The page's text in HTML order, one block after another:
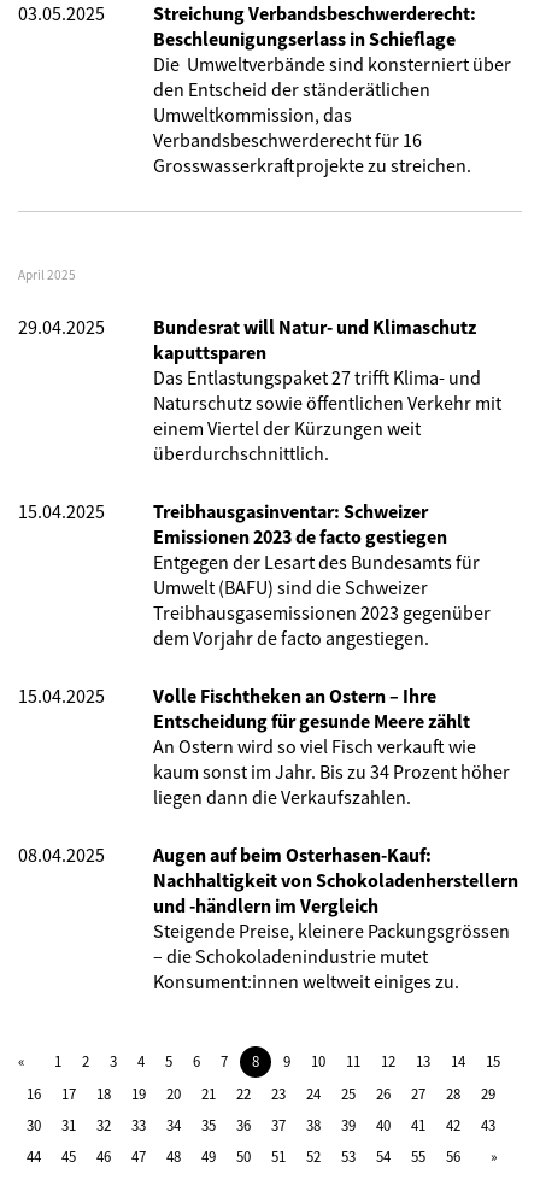
03.05.2025
Streichung Verbandsbeschwerderecht:
Beschleunigungserlass in Schieflage
Die Umweltverbände sind konsterniert über
den Entscheid der ständerätlichen
Umweltkommission, das
Verbandsbeschwerderecht für 16
Grosswasserkraftprojekte zu streichen.
April 2025
29.04.2025
Bundesrat will Natur- und Klimaschutz
kaputtsparen
Das Entlastungspaket 27 trifft Klima- und
Naturschutz sowie öffentlichen Verkehr mit
einem Viertel der Kürzungen weit
überdurchschnittlich.
15.04.2025
Treibhausgasinventar: Schweizer
Emissionen 2023 de facto gestiegen
Entgegen der Lesart des Bundesamts für
Umwelt (BAFU) sind die Schweizer
Treibhausgasemissionen 2023 gegenüber
dem Vorjahr de facto angestiegen.
15.04.2025
Volle Fischtheken an Ostern – Ihre
Entscheidung für gesunde Meere zählt
An Ostern wird so viel Fisch verkauft wie
kaum sonst im Jahr. Bis zu 34 Prozent höher
liegen dann die Verkaufszahlen.
08.04.2025
Augen auf beim Osterhasen-Kauf:
Nachhaltigkeit von Schokoladenherstellern
und -händlern im Vergleich
Steigende Preise, kleinere Packungsgrössen
– die Schokoladenindustrie mutet
Konsument:innen weltweit einiges zu.
1 2 3 4 5 6 7 8 9 10 11 12 13 14
15
16
17 18 19 20 21 22 23 24 25 26 27 28
29
30
31 32 33 34 35 36 37 38 39 40 41 42
43
44
45 46 47 48 49 50 51 52 53 54 55 56